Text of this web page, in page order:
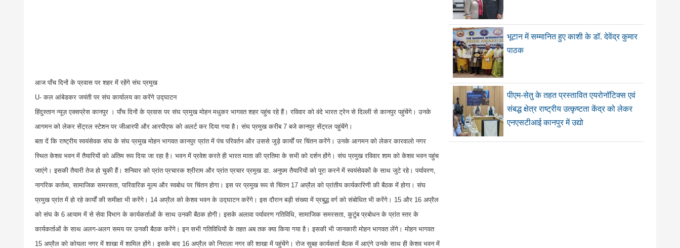
आज पाँच दिनों के प्रवास पर शहर में रहेंगे संघ प्रमुख
U- कल आंबेडकर जयंती पर संघ कार्यालय का करेंगे उद्घाटन
हिंदुस्तान न्यूज़ एक्सप्रेस कानपुर । पाँच दिनों के प्रवास पर संघ प्रमुख मोहन मधुकर भागवत शहर पहुंच रहे हैं। रविवार को वंदे भारत ट्रेन से दिल्ली से कानपुर पहुंचेंगे। उनके
आगमन को लेकर सेंट्रल स्टेशन पर जीआरपी और आरपीएफ को अलर्ट कर दिया गया है। संघ प्रमुख करीब 7 बजे कानपुर सेंट्रल पहुंचेंगे।
बता दें कि राष्ट्रीय स्वयंसेवक संघ के संघ प्रमुख मोहन भागवत कानपुर प्रांत में पंच परिवर्तन और उससे जुड़े कार्यों पर चिंतन करेंगे। उनके आगमन को लेकर कारवालो नगर
स्थित केशव भवन में तैयारियों को अंतिम रूप दिया जा रहा है। भवन में प्रवेश करते ही भारत माता की प्रतिमा के सभी को दर्शन होंगे। संघ प्रमुख रविवार शाम को केशव भवन पहुंच
जाएंगे। इसकी तैयारी तेज हो चुकी हैं। शनिवार को प्रांत प्रचारक श्रीराम और प्रांत प्रचार प्रमुख डा. अनुपम तैयारियों को पूरा करने में स्वयंसेवकों के साथ जुटे रहे। पर्यावरण,
नागरिक कर्तव्य, सामाजिक समरसता, पारिवारिक मूल्य और स्वबोध पर चिंतन होगा। इस पर प्रमुख रूप से चिंतन 17 अप्रैल को प्रांतीय कार्यकारिणी की बैठक में होगा। संघ
प्रमुख प्रांत में हो रहे कार्यों की समीक्षा भी करेंगे। 14 अप्रैल को केशव भवन के उद्घाटन करेंगे। इस दौरान बड़ी संख्या में प्रबुद्ध वर्ग को संबोधित भी करेंगे। 15 और 16 अप्रैल
को संघ के 6 आयाम में से सेवा विभाग के कार्यकर्ताओं के साथ उनकी बैठक होगी। इसके अलावा पर्यावरण गतिविधि, सामाजिक समरसता, कुटुंब प्रबोधन के प्रांत स्तर के
कार्यकर्ताओं के साथ अलग-अलग समय पर उनकी बैठक करेंगे। इन सभी गतिविधियों के तहत अब तक क्या किया गया है। इसकी भी जानकारी मोहन भागवत लेंगे। मोहन भागवत
15 अप्रैल को कोयला नगर में शाखा में शामिल होंगे। इसके बाद 16 अप्रैल को निराला नगर की शाखा में पहुंचेंगे। रोज सुबह कार्यकर्ता बैठक में आएंगे उनके साथ ही केशव भवन में
भूटान में सम्मानित हुए काशी के डॉ. देवेंद्र कुमार
पाठक
पीएम-सेतु के तहत प्रस्तावित एयरोनॉटिक्स एवं
संबद्ध क्षेत्र राष्ट्रीय उत्कृष्टता केंद्र को लेकर
एनएसटीआई कानपुर में उद्यो